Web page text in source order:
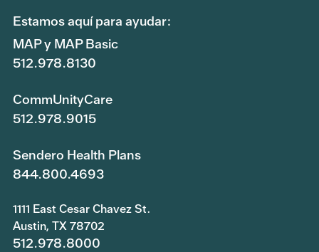
Estamos aquí para ayudar:
MAP y MAP Basic
512.978.8130
CommUnityCare
512.978.9015
Sendero Health Plans
844.800.4693
1111 East Cesar Chavez St.
Austin, TX 78702
512.978.8000